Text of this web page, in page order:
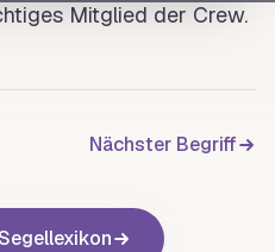
Mitglied der Crew.
Nächster Begriff